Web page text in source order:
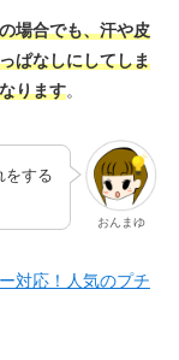
場合でも、汗や皮
ぱなしにしてしま
ります。
おんまゆ
をする
対応！人気のプチ